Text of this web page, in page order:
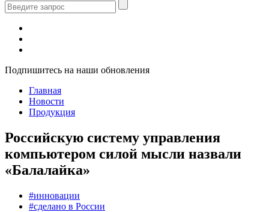
Подпишитесь на наши обновления
Главная
Новости
Продукция
Российскую систему управления
компьютером силой мысли назвали
«Балалайка»
#инновации
#сделано в России